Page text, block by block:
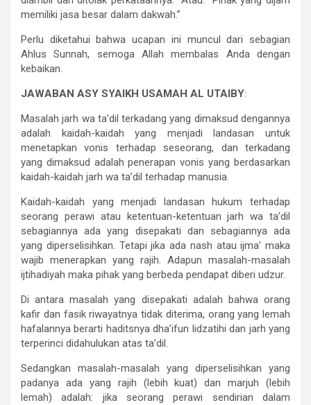
memiliki jasa besar dalam dakwah.”
Perlu diketahui bahwa ucapan ini muncul dari sebagian
Ahlus Sunnah, semoga Allah membalas Anda dengan
kebaikan.
JAWABAN ASY SYAIKH USAMAH AL UTAIBY:
Masalah jarh wa ta’dil terkadang yang dimaksud dengannya
adalah kaidah-kaidah yang menjadi landasan untuk
menetapkan vonis terhadap seseorang, dan terkadang
yang dimaksud adalah penerapan vonis yang berdasarkan
kaidah-kaidah jarh wa ta’dil terhadap manusia.
Kaidah-kaidah yang menjadi landasan hukum terhadap
seorang perawi atau ketentuan-ketentuan jarh wa ta’dil
sebagiannya ada yang disepakati dan sebagiannya ada
yang diperselisihkan. Tetapi jika ada nash atau ijma’ maka
wajib menerapkan yang rajih. Adapun masalah-masalah
ijtihadiyah maka pihak yang berbeda pendapat diberi udzur.
Di antara masalah yang disepakati adalah bahwa orang
kafir dan fasik riwayatnya tidak diterima, orang yang lemah
hafalannya berarti haditsnya dha’ifun lidzatihi dan jarh yang
terperinci didahulukan atas ta’dil.
Sedangkan masalah-masalah yang diperselisihkan yang
padanya ada yang rajih (lebih kuat) dan marjuh (lebih
lemah) adalah: jika seorang perawi sendirian dalam